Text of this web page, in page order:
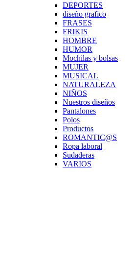
DEPORTES
diseño grafico
FRASES
FRIKIS
HOMBRE
HUMOR
Mochilas y bolsas
MUJER
MUSICAL
NATURALEZA
NIÑOS
Nuestros diseños
Pantalones
Polos
Productos
ROMANTIC@S
Ropa laboral
Sudaderas
VARIOS